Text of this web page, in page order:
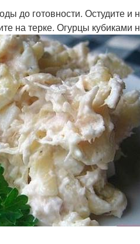
до готовности. Остудите и
на терке. Огурцы кубиками